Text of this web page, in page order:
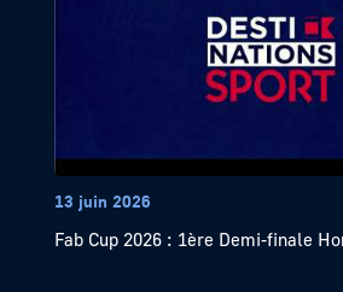
13 juin 2026
Fab Cup 2026 : 1ère Demi-finale